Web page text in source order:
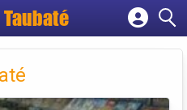
Taubaté
empresa
conta